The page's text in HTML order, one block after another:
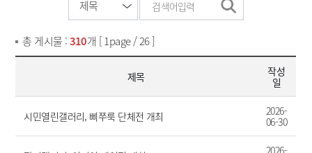
총 게시물 :310개 [ 1page / 26 ]
제목
작성
일
시민열린갤러리, 삐쭈룩 단체전 개최
2026-
06-30
2026-